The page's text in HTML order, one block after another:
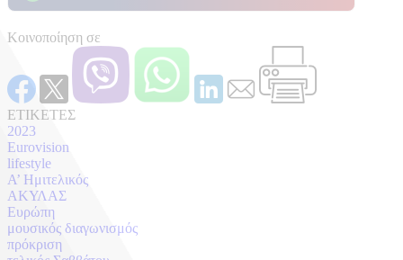
Κοινοποίηση σε
ΕΤΙΚΕΤΕΣ
2023
Eurovision
lifestyle
Α’ Ημιτελικός
ΑΚΥΛΑΣ
Ευρώπη
μουσικός διαγωνισμός
πρόκριση